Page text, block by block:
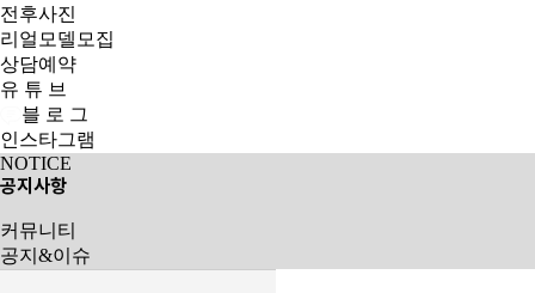
전후사진
리얼모델모집
상담예약
유 튜 브
블 로 그
인스타그램
NOTICE
공지사항
커뮤니티
공지&이슈